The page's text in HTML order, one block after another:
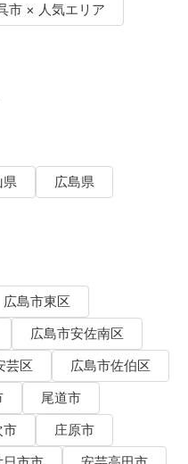
市 × 人気エリア
県
広島県
広島市東区
広島市安佐南区
芸区
広島市佐伯区
尾道市
市
庄原市